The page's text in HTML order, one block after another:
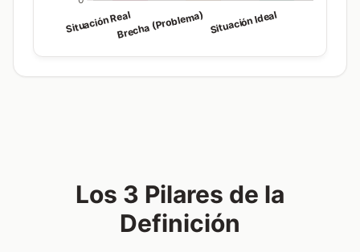
Los 3 Pilares de la
Definición